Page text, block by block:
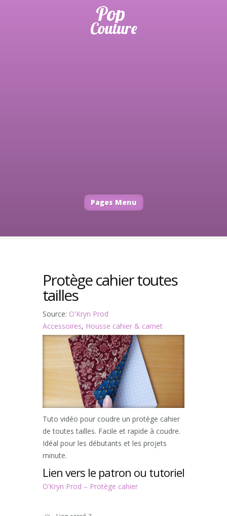
Pages Menu
Protège cahier toutes
tailles
Source: O'Kryn Prod
Accessoires, Housse cahier & carnet
Tuto vidéo pour coudre un protège cahier
de toutes tailles. Facile et rapide à coudre.
Idéal pour les débutants et les projets
minute.
Lien vers le patron ou tutoriel
O’Kryn Prod – Protège cahier